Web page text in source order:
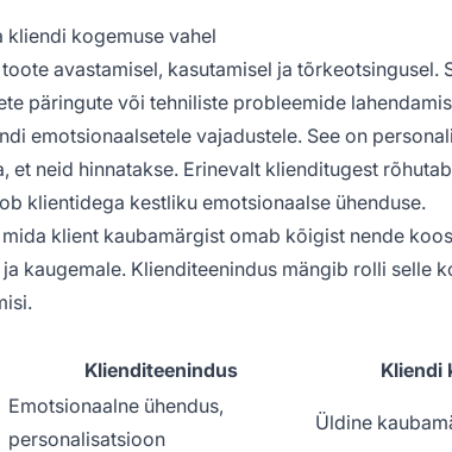
kliendi kogemuse vahel
avastamisel, kasutamisel ja tõrkeotsingusel.
päringute või tehniliste probleemide
emotsionaalsetele vajadustele. See on
et neid hinnatakse. Erinevalt klienditugest
klientidega kestliku emotsionaalse ühenduse.
klient kaubamärgist omab kõigist nende
kaugemale. Klienditeenindus mängib rolli selle
Klienditeenindus Kliendi
Emotsionaalne ühendus,
personalisatsioon
Üldine